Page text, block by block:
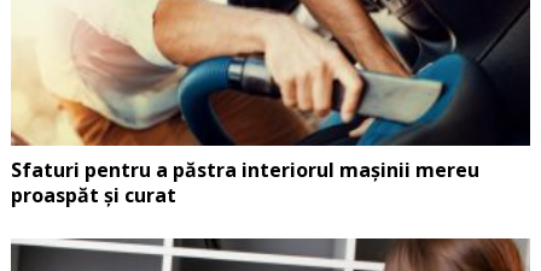
Sfaturi pentru a păstra interiorul mașinii mereu
proaspăt și curat